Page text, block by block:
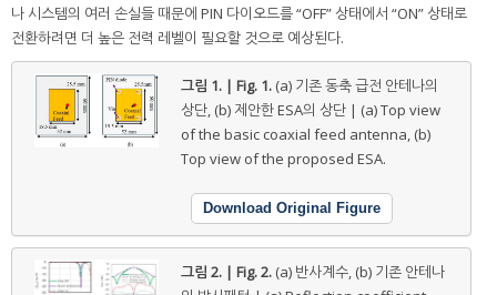
나 시스템의 여러 손실들 때문에 PIN 다이오드를 “OFF” 상태에서 “ON” 상태로
전환하려면 더 높은 전력 레벨이 필요할 것으로 예상된다.
그림 1. | Fig. 1. (a) 기존 동축 급전 안테나의
상단, (b) 제안한 ESA의 상단 | (a) Top view
of the basic coaxial feed antenna, (b)
Top view of the proposed ESA.
Download Original Figure
그림 2. | Fig. 2. (a) 반사계수, (b) 기존 안테나